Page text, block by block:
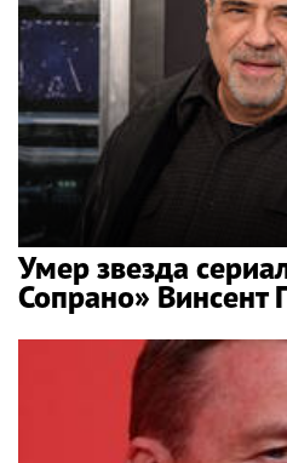
Умер звезда
Сопрано» Винсент